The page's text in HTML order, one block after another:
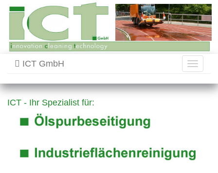
Toggle
ICT GmbH
ICT - Ihr Spezialist für: